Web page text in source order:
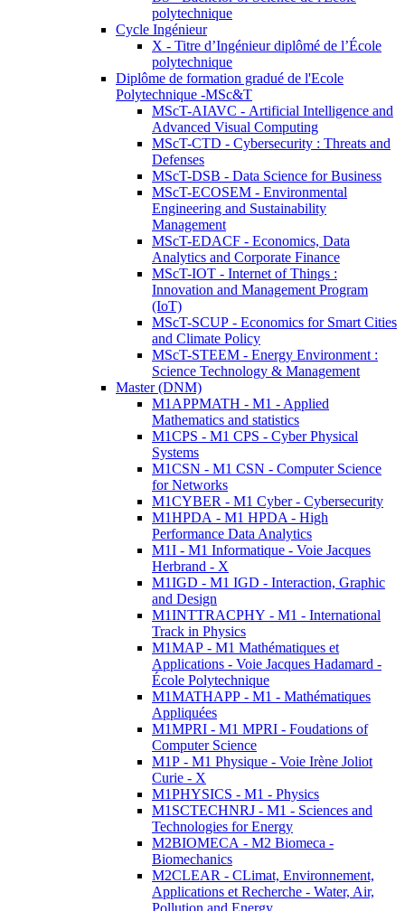
polytechnique
Cycle Ingénieur
X - Titre d’Ingénieur diplômé de l’École
polytechnique
Diplôme de formation gradué de l'Ecole
Polytechnique -MSc&T
MScT-AIAVC - Artificial Intelligence and
Advanced Visual Computing
MScT-CTD - Cybersecurity : Threats and
Defenses
MScT-DSB - Data Science for Business
MScT-ECOSEM - Environmental
Engineering and Sustainability
Management
MScT-EDACF - Economics, Data
Analytics and Corporate Finance
MScT-IOT - Internet of Things :
Innovation and Management Program
(IoT)
MScT-SCUP - Economics for Smart Cities
and Climate Policy
MScT-STEEM - Energy Environment :
Science Technology & Management
Master (DNM)
M1APPMATH - M1 - Applied
Mathematics and statistics
M1CPS - M1 CPS - Cyber Physical
Systems
M1CSN - M1 CSN - Computer Science
for Networks
M1CYBER - M1 Cyber - Cybersecurity
M1HPDA - M1 HPDA - High
Performance Data Analytics
M1I - M1 Informatique - Voie Jacques
Herbrand - X
M1IGD - M1 IGD - Interaction, Graphic
and Design
M1INTTRACPHY - M1 - International
Track in Physics
M1MAP - M1 Mathématiques et
Applications - Voie Jacques Hadamard -
École Polytechnique
M1MATHAPP - M1 - Mathématiques
Appliquées
M1MPRI - M1 MPRI - Foudations of
Computer Science
M1P - M1 Physique - Voie Irène Joliot
Curie - X
M1PHYSICS - M1 - Physics
M1SCTECHNRJ - M1 - Sciences and
Technologies for Energy
M2BIOMECA - M2 Biomeca -
Biomechanics
M2CLEAR - CLimat, Environnement,
Applications et Recherche - Water, Air,
Pollution and Energy